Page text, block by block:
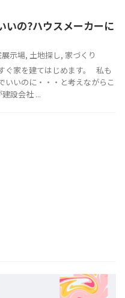
いの?ハウスメーカーに
示場, 土地探し, 家づくり
ぐ家を建てはじめます。 私も
いいのに・・・と考えながらこ
設会社 ...